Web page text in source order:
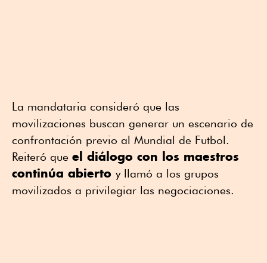
La mandataria consideró que las
movilizaciones buscan generar un escenario de
confrontación previo al Mundial de Futbol.
Reiteró que el diálogo con los maestros
continúa abierto y llamó a los grupos
movilizados a privilegiar las negociaciones.